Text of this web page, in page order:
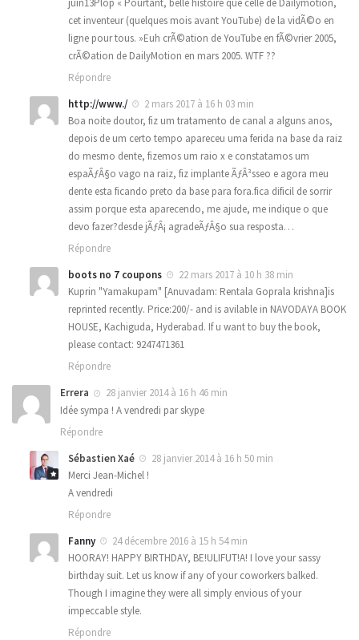
juin13Plop « Pourtant, belle histoire que celle de Dailymotion,
cet inventeur (quelques mois avant YouTube) de la vidÃ©o en
ligne pour tous. »Euh crÃ©ation de YouTube en fÃ©vrier 2005,
crÃ©ation de DailyMotion en mars 2005. WTF ??
Répondre
http://www./
2 mars 2017 à 16 h 03 min
Boa noite doutor, fiz um tratamento de canal a alguns anos,
depois de um certo tempo apareceu uma ferida na base da raiz
do mesmo dente, fizemos um raio x e constatamos um
espaÃƒÂ§o vago na raiz, fiz implante ÃƒÂ³sseo e agora meu
dente esta ficando preto da base para fora.fica dificil de sorrir
assim porque esta aparecendo, me ajude, me indique o que
devo fazer?desde jÃƒÂ¡ agradeÃƒÂ§o sua resposta…
Répondre
boots no 7 coupons
22 mars 2017 à 10 h 38 min
Kuprin "Yamakupam" [Anuvadam: Rentala Goprala krishna]is
reprinted recently. Price:200/- and is avilable in NAVODAYA BOOK
HOUSE, Kachiguda, Hyderabad. If u want to buy the book,
please contact: 9247471361
Répondre
Errera
28 janvier 2014 à 16 h 46 min
Idée sympa ! A vendredi par skype
Répondre
Sébastien Xaé
28 janvier 2014 à 16 h 50 min
Merci Jean-Michel !
A vendredi
Répondre
Fanny
24 décembre 2016 à 15 h 54 min
HOORAY! HAPPY BIRTHDAY, BE!ULIFUT!A! I love your sassy
birthday suit. Let us know if any of your coworkers balked.
Though I imagine they were all simply envious of your
impeccable style.
Répondre